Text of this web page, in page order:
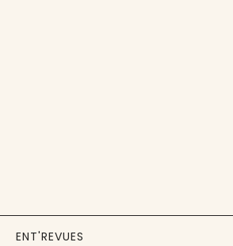
ENT'REVUES